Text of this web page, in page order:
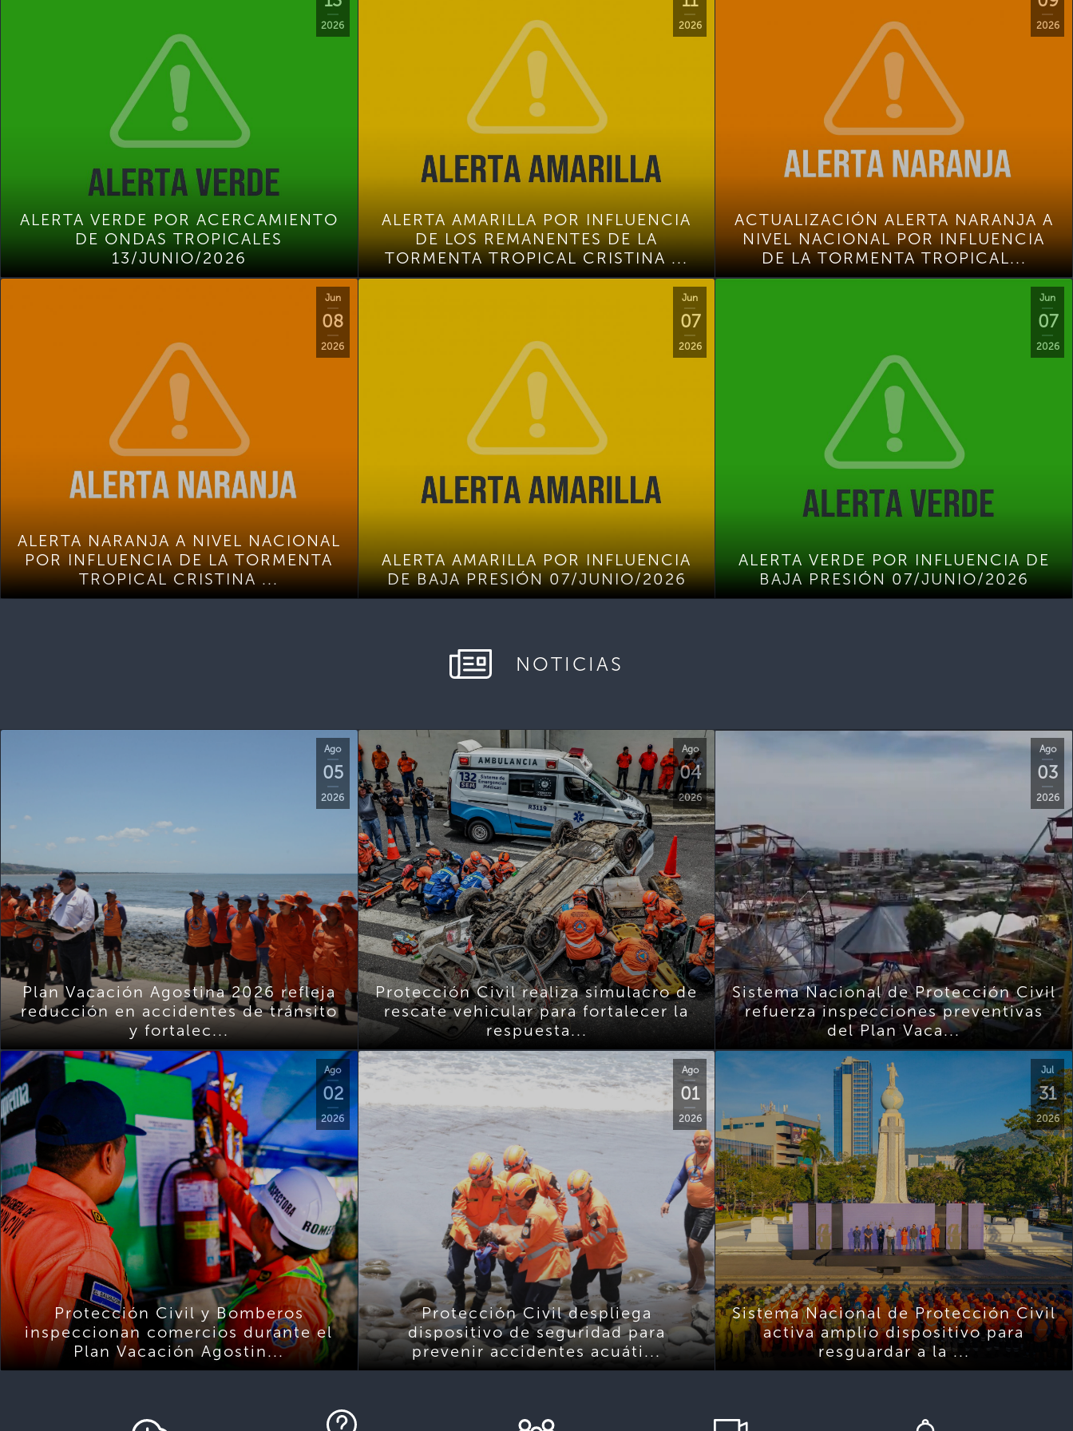
2026
ALERTA VERDE POR ACERCAMIENTO
DE ONDAS TROPICALES
13/JUNIO/2026
2026
ALERTA AMARILLA POR INFLUENCIA
DE LOS REMANENTES DE LA
TORMENTA TROPICAL CRISTINA ...
2026
ACTUALIZACIÓN ALERTA NARANJA A
NIVEL NACIONAL POR INFLUENCIA
DE LA TORMENTA TROPICAL...
Jun
08
2026
ALERTA NARANJA A NIVEL NACIONAL
POR INFLUENCIA DE LA TORMENTA
TROPICAL CRISTINA ...
Jun
07
2026
ALERTA AMARILLA POR INFLUENCIA
DE BAJA PRESIÓN 07/JUNIO/2026
Jun
07
2026
ALERTA VERDE POR INFLUENCIA DE
BAJA PRESIÓN 07/JUNIO/2026
NOTICIAS
Ago
05
2026
Plan Vacación Agostina 2026 refleja
reducción en accidentes de tránsito
y fortalec...
Ago
04
2026
Protección Civil realiza simulacro de
rescate vehicular para fortalecer la
respuesta...
Ago
03
2026
Sistema Nacional de Protección Civil
refuerza inspecciones preventivas
del Plan Vaca...
Ago
02
2026
Protección Civil y Bomberos
inspeccionan comercios durante el
Plan Vacación Agostin...
Ago
01
2026
Protección Civil despliega
dispositivo de seguridad para
prevenir accidentes acuáti...
Jul
31
2026
Sistema Nacional de Protección Civil
activa amplio dispositivo para
resguardar a la ...